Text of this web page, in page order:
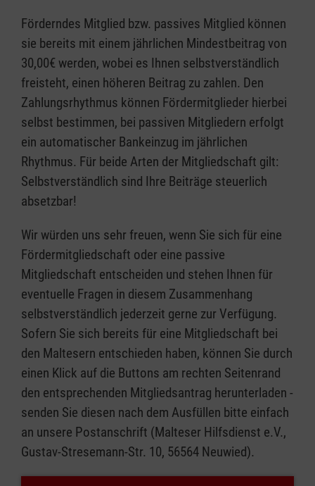
Förderndes Mitglied bzw. passives Mitglied können
sie bereits mit einem jährlichen Mindestbeitrag von
30,00€ werden, wobei es Ihnen selbstverständlich
freisteht, einen höheren Beitrag zu zahlen. Den
Zahlungsrhythmus können Fördermitglieder hierbei
selbst bestimmen, bei passiven Mitgliedern erfolgt
ein automatischer Bankeinzug im jährlichen
Rhythmus. Für beide Arten der Mitgliedschaft gilt:
Selbstverständlich sind Ihre Beiträge steuerlich
absetzbar!
Wir würden uns sehr freuen, wenn Sie sich für eine
Fördermitgliedschaft oder eine passive
Mitgliedschaft entscheiden und stehen Ihnen für
eventuelle Fragen in diesem Zusammenhang
selbstverständlich jederzeit gerne zur Verfügung.
Sofern Sie sich bereits für eine Mitgliedschaft bei
den Maltesern entschieden haben, können Sie durch
einen Klick auf die Buttons am rechten Seitenrand
den entsprechenden Mitgliedsantrag herunterladen -
senden Sie diesen nach dem Ausfüllen bitte einfach
an unsere Postanschrift (Malteser Hilfsdienst e.V.,
Gustav-Stresemann-Str. 10, 56564 Neuwied).